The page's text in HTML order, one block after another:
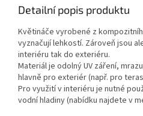
Detailní popis produktu
Květináče vyrobené z
vyznačují lehkostí. Zároveň jsou
interiéru tak do exteriéru.
Materiál je odolný UV záření,
hlavně pro exteriér (např. pro
Pro využití v interiéru je nutné
vodní hladiny (nabídku najdete v